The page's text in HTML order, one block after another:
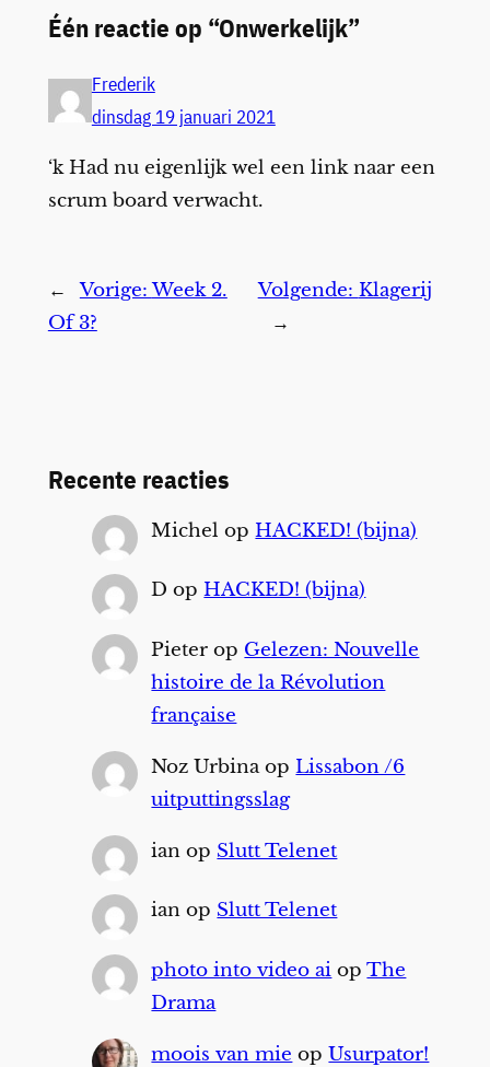
Één reactie op “Onwerkelijk”
Frederik
dinsdag 19 januari 2021
‘k Had nu eigenlijk wel een link naar een
scrum board verwacht.
← Vorige:Week 2.
Of 3?
Volgende: Klagerij
→
Recente reacties
Michel opHACKED! (bijna)
D opHACKED! (bijna)
Pieter op Gelezen: Nouvelle
histoire de la Révolution
française
Noz UrbinaopLissabon /6
uitputtingsslag
ian op Slutt Telenet
ian op Slutt Telenet
photo into video ai opThe
Drama
moois van mie opUsurpator!